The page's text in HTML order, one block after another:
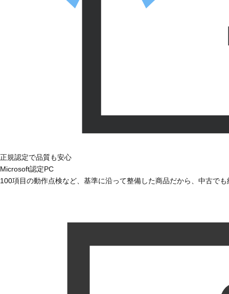
正規認定で品質も安心
Microsoft認定PC
100項目の動作点検など、基準に沿って整備した商品だから、中古で